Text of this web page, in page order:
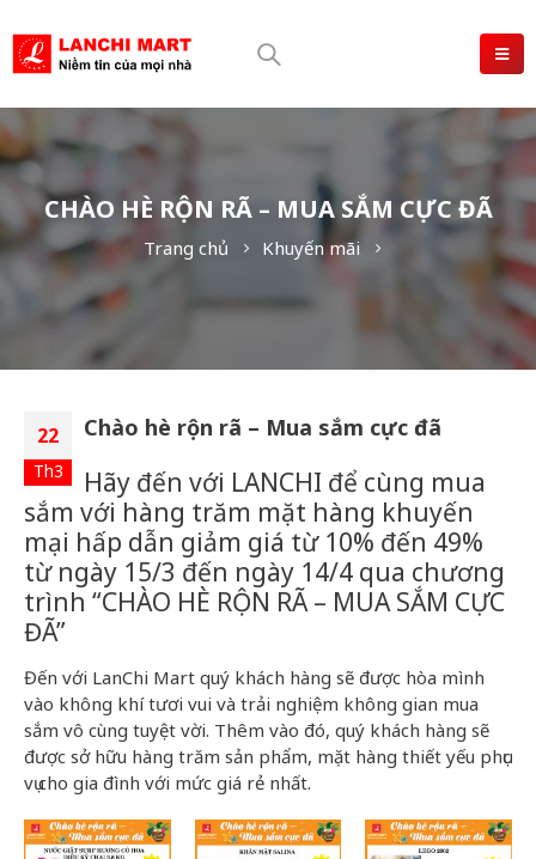
CHÀO HÈ RỘN RÃ – MUA SẮM CỰC ĐÃ
Trang chủ Khuyến mãi
22
Th3
Chào hè rộn rã – Mua sắm cực đã
Hãy đến với LANCHI để cùng mua
sắm với hàng trăm mặt hàng khuyến
mại hấp dẫn giảm giá từ 10% đến 49%
từ ngày 15/3 đến ngày 14/4 qua chương
trình “CHÀO HÈ RỘN RÃ – MUA SẮM CỰC
ĐÃ”
Đến với LanChi Mart quý khách hàng sẽ được hòa mình
vào không khí tươi vui và trải nghiệm không gian mua
sắm vô cùng tuyệt vời. Thêm vào đó, quý khách hàng sẽ
được sở hữu hàng trăm sản phẩm, mặt hàng thiết yếu phục
vụ cho gia đình với mức giá rẻ nhất.